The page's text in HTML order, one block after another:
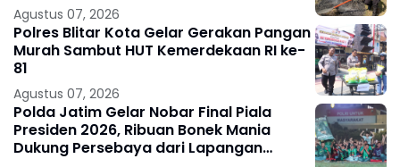
Agustus 07, 2026
Polres Blitar Kota Gelar Gerakan Pangan
Murah Sambut HUT Kemerdekaan RI ke-
81
Agustus 07, 2026
Polda Jatim Gelar Nobar Final Piala
Presiden 2026, Ribuan Bonek Mania
Dukung Persebaya dari Lapangan